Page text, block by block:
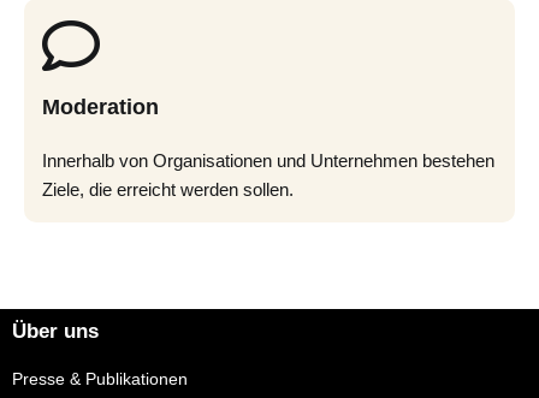
Moderation
Innerhalb von Organisationen und Unternehmen bestehen
Ziele, die erreicht werden sollen.
Über uns
Presse & Publikationen